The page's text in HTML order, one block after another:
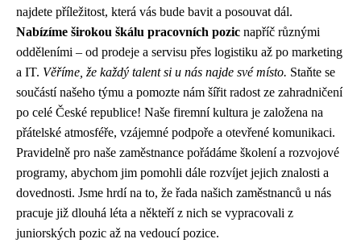
najdete příležitost, která vás bude bavit a posouvat dál.
Nabízíme širokou škálu pracovních pozic napříč různými
odděleními – od prodeje a servisu přes logistiku až po marketing
a IT. Věříme, že každý talent si u nás najde své místo. Staňte se
součástí našeho týmu a pomozte nám šířit radost ze zahradničení
po celé České republice! Naše firemní kultura je založena na
přátelské atmosféře, vzájemné podpoře a otevřené komunikaci.
Pravidelně pro naše zaměstnance pořádáme školení a rozvojové
programy, abychom jim pomohli dále rozvíjet jejich znalosti a
dovednosti. Jsme hrdí na to, že řada našich zaměstnanců u nás
pracuje již dlouhá léta a někteří z nich se vypracovali z
juniorských pozic až na vedoucí pozice.